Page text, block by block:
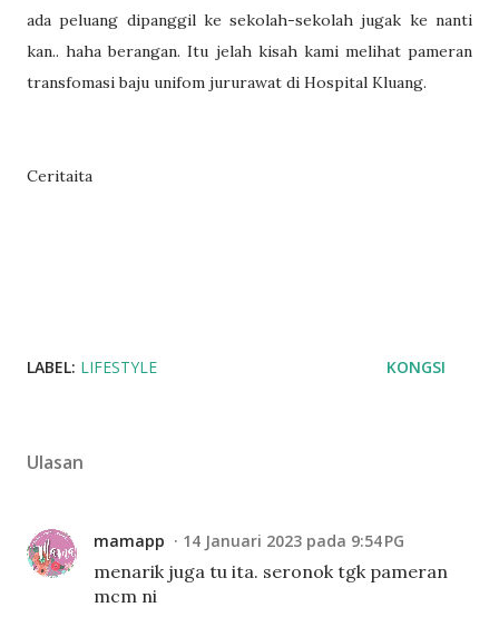
ada peluang dipanggil ke sekolah-sekolah jugak ke nanti
kan.. haha berangan. Itu jelah kisah kami melihat pameran
transfomasi baju unifom jururawat di Hospital Kluang.
Ceritaita
LABEL: LIFESTYLE KONGSI
Ulasan
mamapp 14 Januari 2023 pada 9:54 PG
menarik juga tu ita. seronok tgk pameran
mcm ni